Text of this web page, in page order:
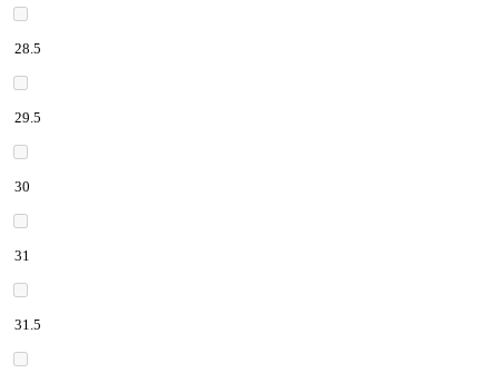
28.5
29.5
30
31
31.5